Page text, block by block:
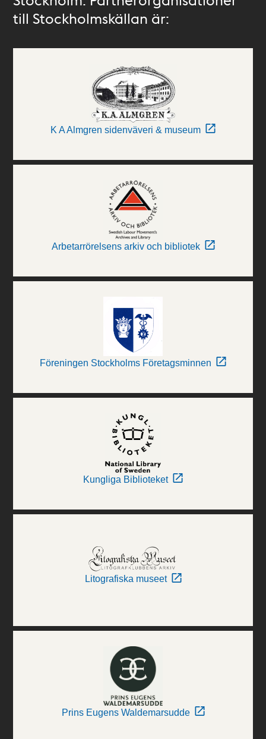
till Stockholmskällan är:
K A Almgren sidenväveri & museum
Arbetarrörelsens arkiv och bibliotek
Föreningen Stockholms Företagsminnen
Kungliga Biblioteket
Litografiska museet
Prins Eugens Waldemarsudde